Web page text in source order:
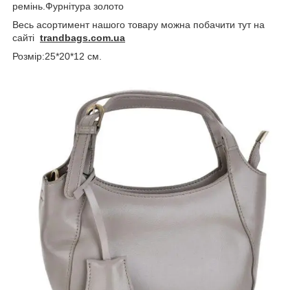
ремінь.Фурнітура золото
Весь асортимент нашого товару можна побачити тут на
сайті trandbags.com.ua
Розмір:25*20*12 см.